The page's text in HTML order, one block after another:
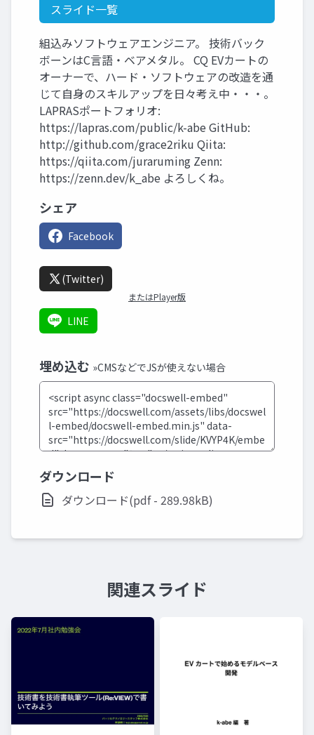
スライド一覧
組込みソフトウェアエンジニア。 技術バック
ボーンはC言語・ベアメタル。 CQ EVカートの
オーナーで、ハード・ソフトウェアの改造を通
じて自身のスキルアップを日々考え中・・・。
LAPRASポートフォリオ:
https://lapras.com/public/k-abe GitHub:
http://github.com/grace2riku Qiita:
https://qiita.com/juraruming Zenn:
https://zenn.dev/k_abe よろしくね。
シェア
Facebook
(Twitter)
またはPlayer版
LINE
埋め込む »CMSなどでJSが使えない場合
ダウンロード
ダウンロード(pdf - 289.98kB)
関連スライド